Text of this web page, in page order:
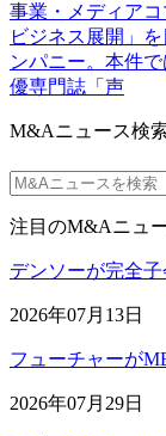
事業・メディア
ビジネス展開」
ンパニー。本件
優専門誌「声
M&Aニュース検
注目のM&Aニュ
デンソーが完全
2026年07月13日
フューチャーが
2026年07月29日